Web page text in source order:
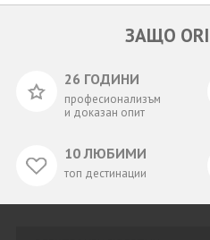
ЗАЩО
26 ГОДИНИ
професионализъм
и доказан опит
10 ЛЮБИМИ
топ дестинации